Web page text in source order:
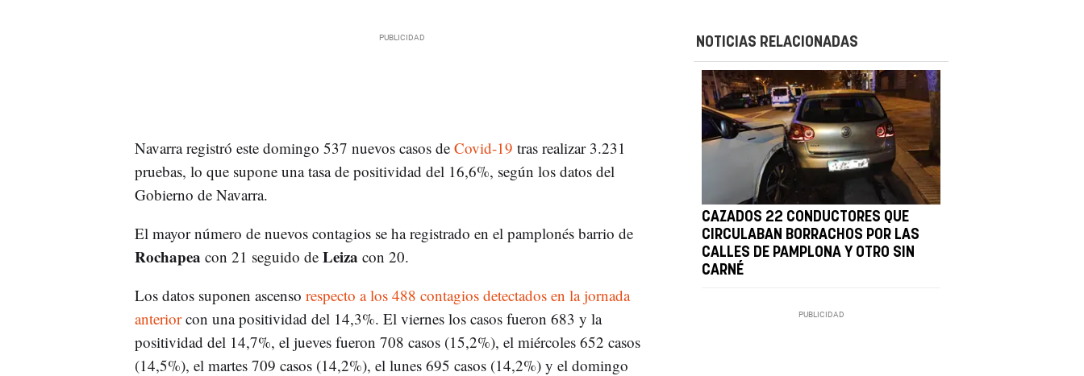
Navarra registró este domingo 537 nuevos casos de Covid-19 tras realizar 3.231
pruebas, lo que supone una tasa de positividad del 16,6%, según los datos del
Gobierno de Navarra.
El mayor número de nuevos contagios se ha registrado en el pamplonés barrio de
Rochapea con 21 seguido de Leiza con 20.
Los datos suponen ascenso respecto a los 488 contagios detectados en la jornada
anteriorcon una positividad del 14,3%. El viernes los casos fueron 683 y la
positividad del 14,7%, el jueves fueron 708 casos (15,2%), el miércoles 652 casos
(14,5%), el martes 709 casos (14,2%), el lunes 695 casos (14,2%) y el domingo
NOTICIAS RELACIONADAS
CAZADOS 22 CONDUCTORES QUE
CIRCULABAN BORRACHOS POR LAS
CALLES DE PAMPLONA Y OTRO SIN
CARNÉ